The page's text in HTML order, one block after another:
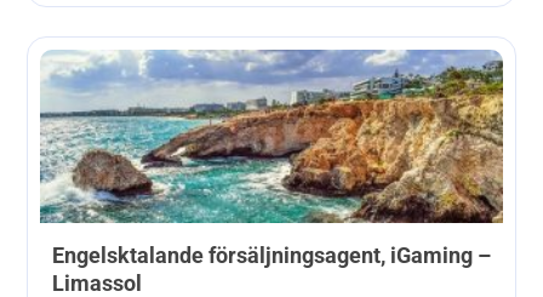
Engelsktalande försäljningsagent, iGaming –
Limassol